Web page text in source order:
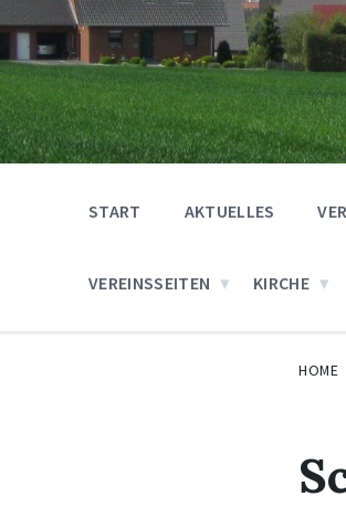
START AKTUELLES
VEREINSSEITEN KIRCHE
HOME